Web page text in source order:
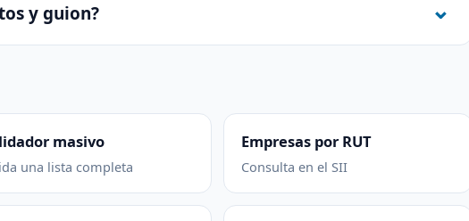
y guion?
masivo
una lista completa
Empresas por RUT
Consulta en el SII